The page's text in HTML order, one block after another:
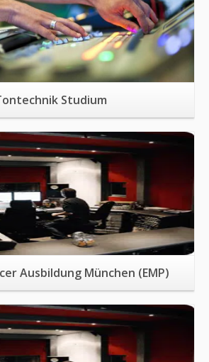
Studium
Mehr Informationen
Ausbildung München (EMP)
Mehr Informationen